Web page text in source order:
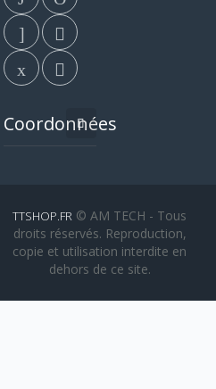
Coordonnées
TTSHOP.FR © AM TECH - Tous
droits réservés. Reproduction,
copie et utilisation interdite en
dehors de ce site.